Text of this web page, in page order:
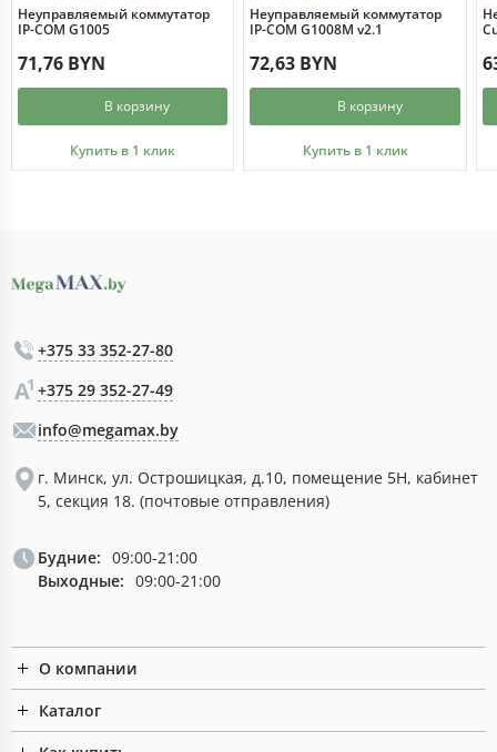
Неуправляемый коммутатор
IP-COM G1005
71,76 BYN
В корзину
Купить в 1 клик
Неуправляемый коммутатор
IP-COM G1008M v2.1
72,63 BYN
В корзину
Купить в 1 клик
+375 33 352-27-80
+375 29 352-27-49
info@megamax.by
г. Минск, ул. Острошицкая, д.10, помещение 5Н, кабинет
5, секция 18. (почтовые отправления)
Будние: 09:00-21:00
Выходные: 09:00-21:00
О компании
Каталог